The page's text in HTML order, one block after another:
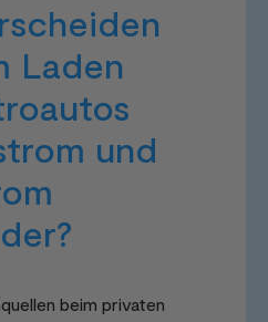
Laden
und
beim privaten